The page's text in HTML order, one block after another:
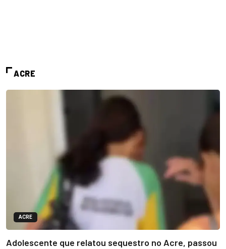
ACRE
ACRE
Adolescente que relatou sequestro no Acre, passou